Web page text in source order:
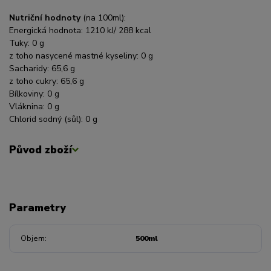
Nutriční hodnoty(na 100ml):
Energická hodnota: 1210 kJ/ 288 kcal
Tuky: 0 g
z toho nasycené mastné kyseliny: 0 g
Sacharidy: 65,6 g
z toho cukry: 65,6 g
Bílkoviny: 0 g
Vláknina: 0 g
Chlorid sodný (sůl): 0 g
Původ zboží
Parametry
Objem 500ml